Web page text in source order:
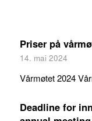
Priser på
14. mai 2024
Vårmøtet 2024
Deadline for